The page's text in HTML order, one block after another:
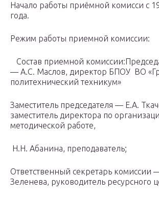
Начало работы приёмной комисси с
года.
Режим работы приемной комиссии:
Состав приемной
— А.С. Маслов, директор БПОУ ВО
политехнический техникум»
Заместитель председателя — Е.А.
заместитель директора по
методической работе,
Н.Н. Абанина, преподаватель;
Ответственный секретарь комиссии
Зеленева, руководитель ресурсного